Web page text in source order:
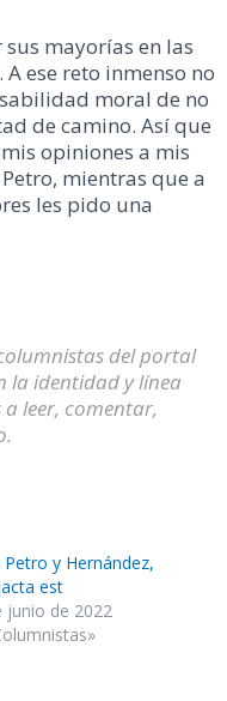
mayorías en las
ese reto inmenso no
moral de no
de camino. Así que
opiniones a mis
mientras que a
les pido una
del portal
la identidad y línea
leer, comentar,
Petro y Hernández,
est
junio de 2022